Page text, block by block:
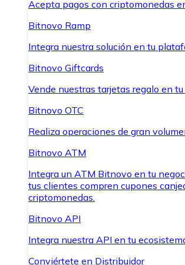
Acepta pagos con criptomonedas
Bitnovo Ramp
Integra nuestra solución en tu
Bitnovo Giftcards
Vende nuestras tarjetas regalo en tu
Bitnovo OTC
Realiza operaciones de gran
Bitnovo ATM
Integra un ATM Bitnovo en tu
tus clientes compren cupones
criptomonedas.
Bitnovo API
Integra nuestra API en tu
Conviértete en Distribuidor